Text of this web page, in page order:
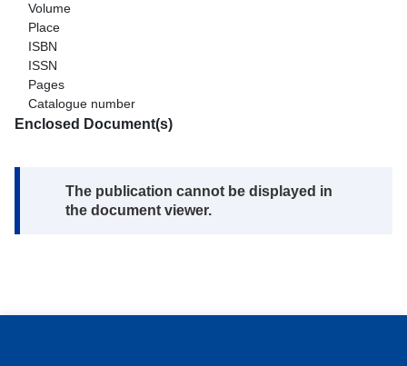
Volume
Place
ISBN
ISSN
Pages
Catalogue number
Enclosed Document(s)
Note:
The publication cannot be displayed in
the document viewer.